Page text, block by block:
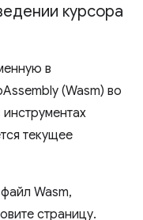
курсора
в
(Wasm) во
текущее
Wasm,
страницу.